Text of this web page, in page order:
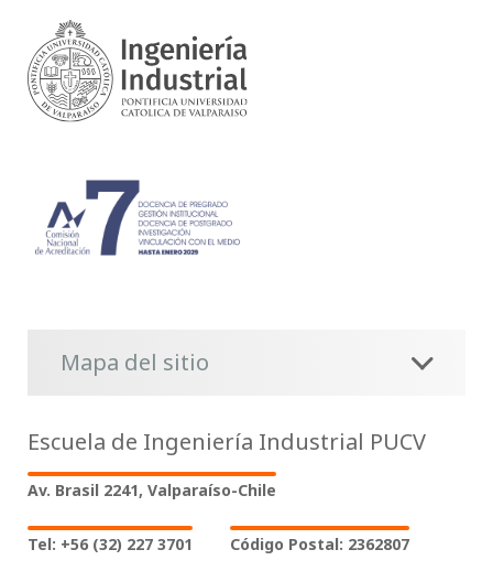
Mapa del sitio
Escuela de Ingeniería Industrial PUCV
Av. Brasil 2241, Valparaíso-Chile
Tel: +56 (32) 227 3701 Código Postal: 2362807